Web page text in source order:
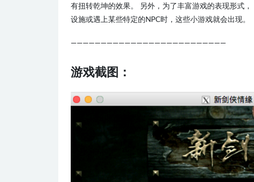
有扭转乾坤的效果。 另外，为了丰富游戏的表现形式
设施或遇上某些特定的NPC时，这些小游戏就会出现。
——————————————————————————
游戏截图：